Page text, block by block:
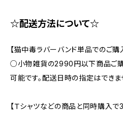
☆配送方法について☆
【猫中毒ラバーバンド単品でのご購
○小物雑貨の2990円以下商品ご
可能です。配送日時の指定はできま
【Ｔシャツなどの商品と同時購入